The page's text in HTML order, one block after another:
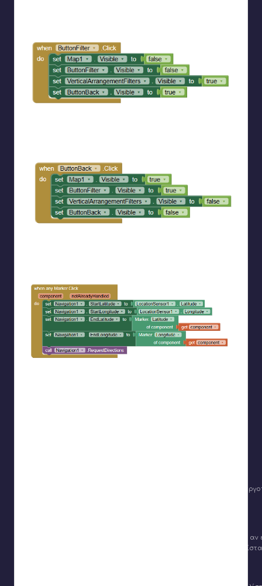
Όταν πατηθεί το πλήκτρο “Καθαρισμός” στα φίλτρα τότε
Όταν πατάμε σε κάποιο από τα checkboxes φίλτρων ελέγχουμε αν
τσουλήθρες) ενώ σε αντίθετη περίπτωση αφαιρούμε από την λίστα